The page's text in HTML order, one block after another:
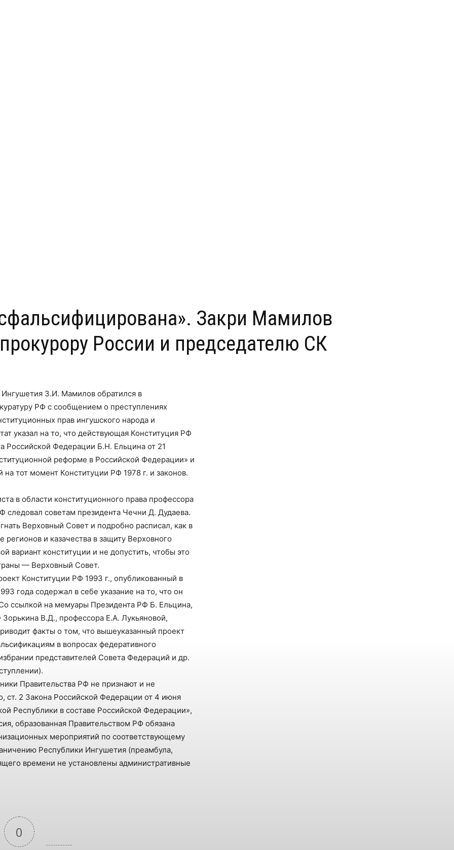
Закри Мамилов
России и председателю СК
З.И. Мамилов обратился в
РФ с сообщением о преступлениях
прав ингушского народа и
указал на то, что действующая Конституция РФ
Российской Федерации Б.Н. Ельцина от 21
реформе в Российской Федерации» и
тот момент Конституции РФ 1978 г. и законов.
в области конституционного права профессора
следовал советам президента Чечни Д. Дудаева.
Верховный Совет и подробно расписал, как в
и казачества в защиту Верховного
вариант конституции и не допустить, чтобы это
— Верховный Совет.
Конституции РФ 1993 г., опубликованный в
года содержал в себе указание на то, что он
ссылкой на мемуары Президента РФ Б. Ельцина,
В.Д., профессора Е.А. Лукьяновой,
факты о том, что вышеуказанный проект
в вопросах федеративного
представителей Совета Федераций и др.
Правительства РФ не признают и не
ст. 2 Закона Российской Федерации от 4 июня
Республики в составе Российской Федерации»,
образованная Правительством РФ обязана
мероприятий по соответствующему
Республики Ингушетия (преамбула,
времени не установлены административные
0